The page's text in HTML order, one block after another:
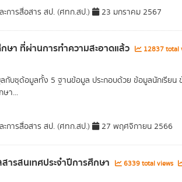
ะการสื่อสาร สป. (ศทก.สป.) 23 มกราคม 2567
ษา ที่ผ่านการทำความสะอาดแล้ว 12837 total
ลกับชุด้อมูลทั้ง 5 ฐานข้อมูล ประกอบด้วย ข้อมูลนักเรี
ษา...
ะการสื่อสาร สป. (ศทก.สป.) 27 พฤศจิกายน 2566
รสนเทศประจำปีการศึกษา 6339 total views